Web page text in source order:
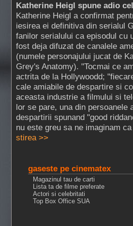
Katherine Heigl spune adio
Katherine Heigl a confirmat
iesirea ei definitiva din serialul
fanilor serialului ca episodul cu
fost deja difuzat de canalele
(numele personajului jucat de
Grey's Anatomy). "Tocmai ce
actrita de la Hollywoodd;
cale amiabile de despartire si
aceasta industrie a filmului si
lor se pare, una din persoanele
despartirii spunand "good
nu este greu sa ne imaginam
stirea >>
gaseste pe cinematex
Magazinul tau de carti
Lista ta de filme preferate
Actori si celebritati
Top Box Office SUA